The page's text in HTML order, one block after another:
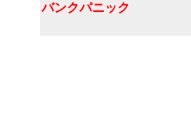
バンクパニック